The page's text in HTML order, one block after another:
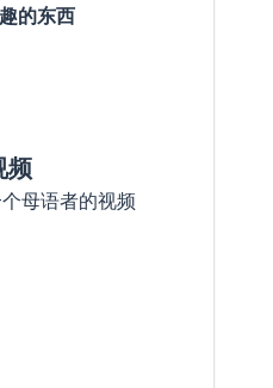
的东西
频
母语者的视频